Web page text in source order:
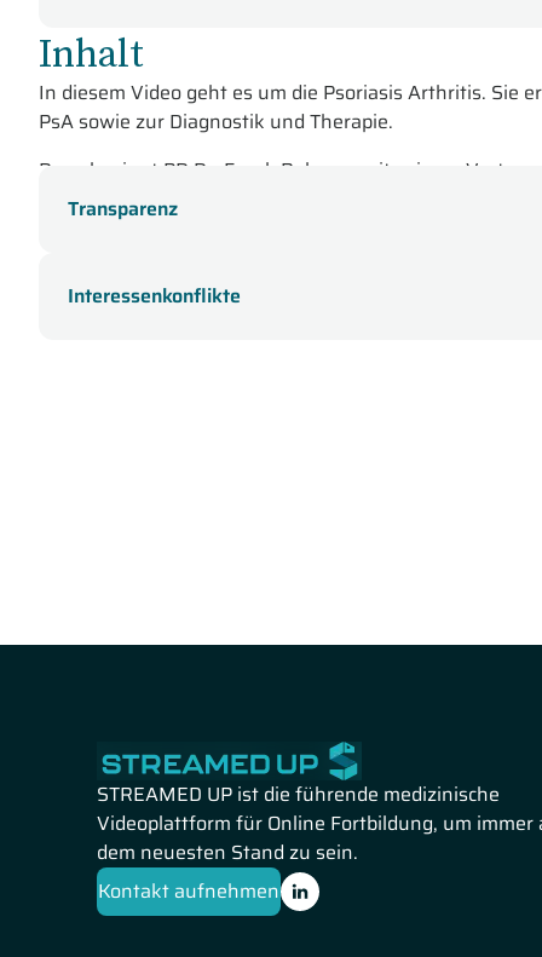
Inhalt
In diesem Video geht es um die Psoriasis Arthritis.
PsA sowie zur Diagnostik und Therapie.
Dazu beginnt PD Dr. Frank Behrens mit seinem Vortrag
Referent gibt Ihnen Einblicke in spannende
Psoriasis zu PsA.
bespricht unter anderem aktuell zugelassene
Transparenz
Interessenkonflikte
STREAMED UP ist die führende medizinische
Videoplattform für Online Fortbildung, um immer
dem neuesten Stand zu sein.
Kontakt aufnehmen